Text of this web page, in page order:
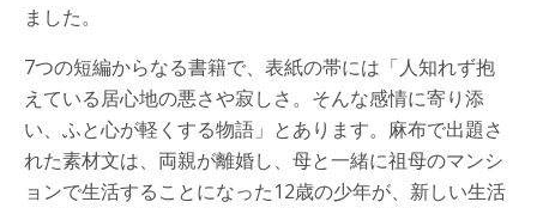
ました。
7つの短編からなる書籍で、表紙の帯には「人知れず抱
えている居心地の悪さや寂しさ。そんな感情に寄り添
い、ふと心が軽くする物語」とあります。麻布で出題さ
れた素材文は、両親が離婚し、母と一緒に祖母のマンシ
ョンで生活することになった12歳の少年が、新しい生活